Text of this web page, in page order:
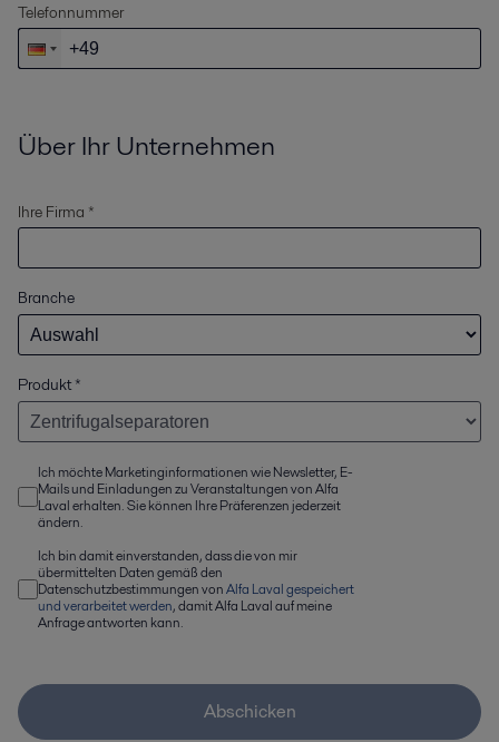
Telefonnummer
Über Ihr Unternehmen
Ihre Firma *
Branche
Produkt*
Ich möchte Marketinginformationen wie Newsletter, E-
Mails und Einladungen zu Veranstaltungen von Alfa
Laval erhalten. Sie können Ihre Präferenzen jederzeit
ändern.
Ich bin damit einverstanden, dass die von mir
übermittelten Daten gemäß den
Datenschutzbestimmungen vonAlfa Laval gespeichert
und verarbeitet werden, damit Alfa Laval auf meine
Anfrage antworten kann.
Abschicken